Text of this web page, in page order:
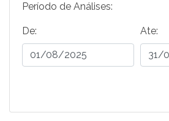
Período de Análises:
De: Ate: